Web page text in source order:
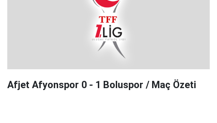
Afjet Afyonspor 0 - 1 Boluspor / Maç Özeti